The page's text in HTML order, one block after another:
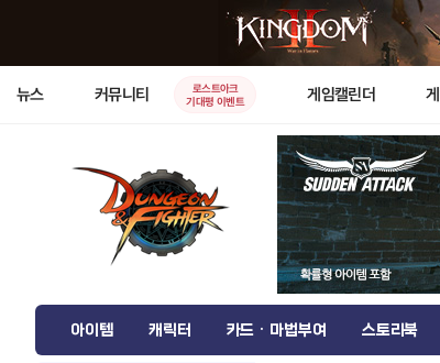
뉴스 커뮤니티
로스트아크
기대평 이벤트
게임캘린더
아이템 캐릭터 카드 · 마법부여 스토리북